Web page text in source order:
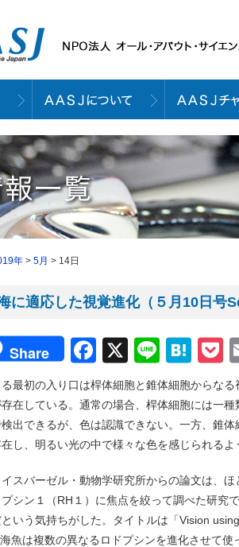
年 > 5月 > 14日
適応した視覚進化（５月10日号
Share Facebook
X Line
最初の入り口は桿体細胞と錐体細胞からな
在している。通常の場合、桿体細胞には一
出できるが、色は認識できない。一方、錐
し、明るい光の中で様々な色を感じられるよ
スバーゼル・動物学研究所からの論文は、
シン１（RH１）に焦点を絞って調べた研究
いう気持ちがした。タイトルは「Vision
魚は複数の異なるロドプシンを進化させて使